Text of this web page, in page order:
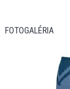
FOTOGALÉRIA